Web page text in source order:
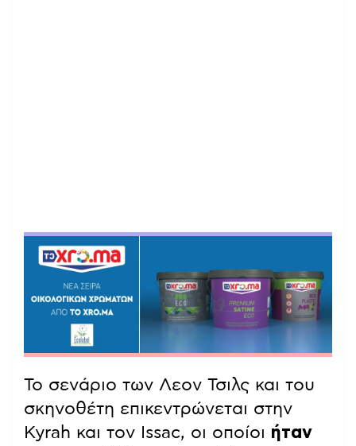
Το σενάριο των Λεον Τσιλς και του
σκηνοθέτη επικεντρώνεται στην
Kyrah και τον Issac, οι οποίοι ήταν